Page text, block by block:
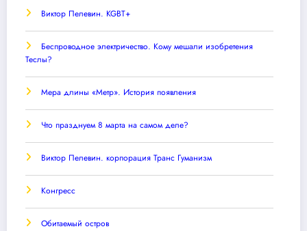
Виктор Пелевин. KGBT+
Беспроводное электричество. Кому мешали изобретения
Теслы?
Мера длины «Метр». История появления
Что празднуем 8 марта на самом деле?
Виктор Пелевин. корпорация Транс Гуманизм
Конгресс
Обитаемый остров